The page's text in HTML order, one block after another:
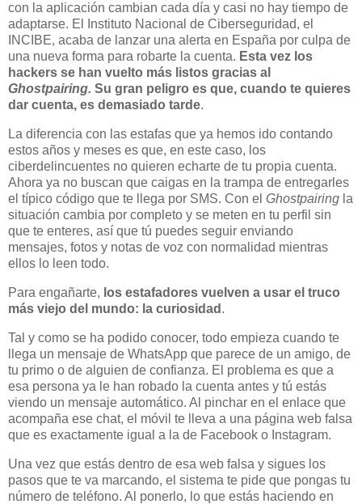
con la aplicación cambian cada día y casi no hay tiempo de
adaptarse. El Instituto Nacional de Ciberseguridad, el
INCIBE, acaba de lanzar una alerta en España por culpa de
una nueva forma para robarte la cuenta. Esta vez los
hackers se han vuelto más listos gracias al
Ghostpairing. Su gran peligro es que, cuando te quieres
dar cuenta, es demasiado tarde.
La diferencia con las estafas que ya hemos ido contando
estos años y meses es que, en este caso, los
ciberdelincuentes no quieren echarte de tu propia cuenta.
Ahora ya no buscan que caigas en la trampa de entregarles
el típico código que te llega por SMS. Con el Ghostpairing la
situación cambia por completo y se meten en tu perfil sin
que te enteres, así que tú puedes seguir enviando
mensajes, fotos y notas de voz con normalidad mientras
ellos lo leen todo.
Para engañarte, los estafadores vuelven a usar el truco
más viejo del mundo: la curiosidad .
Tal y como se ha podido conocer, todo empieza cuando te
llega un mensaje de WhatsApp que parece de un amigo, de
tu primo o de alguien de confianza. El problema es que a
esa persona ya le han robado la cuenta antes y tú estás
viendo un mensaje automático. Al pinchar en el enlace que
acompaña ese chat, el móvil te lleva a una página web falsa
que es exactamente igual a la de Facebook o Instagram.
Una vez que estás dentro de esa web falsa y sigues los
pasos que te va marcando, el sistema te pide que pongas tu
número de teléfono. Al ponerlo, lo que estás haciendo en